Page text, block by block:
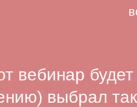
вебинар
выбрал